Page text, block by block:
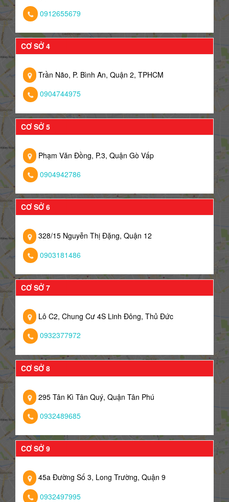
0912655679
CƠ SỞ 4
Trần Não, P. Bình An, Quận 2, TPHCM
0904744975
CƠ SỞ 5
Phạm Văn Đồng, P.3, Quận Gò Vấp
0904942786
CƠ SỞ 6
328/15 Nguyễn Thị Đặng, Quận 12
0903181486
CƠ SỞ 7
Lô C2, Chung Cư 4S Linh Đông, Thủ Đức
0932377972
CƠ SỞ 8
295 Tân Kì Tân Quý, Quận Tân Phú
0932489685
CƠ SỞ 9
45a Đường Số 3, Long Trường, Quận 9
0932497995